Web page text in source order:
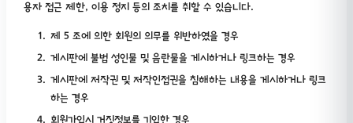
용자 접근 제한, 이용 정지 등의 조치를 취할 수 있습니다.
제 5 조에 의한 회원의 의무를 위반하였을 경우
게시판에 불법 성인물 및 음란물을 게시하거나 링크하는 경우
게시판에 저작권 및 저작인접권을 침해하는 내용을 게시하거나 링크
하는 경우
회원가입시 거짓정보를 기입한 경우